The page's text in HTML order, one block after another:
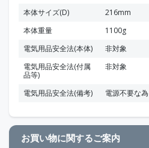
本体サイズ(D)
216mm
本体重量
1100g
電気用品安全法(本体)
非対象
電気用品安全法(付属
品等)
非対象
電気用品安全法(備考) 電源不要な為
お買い物に関するご案内